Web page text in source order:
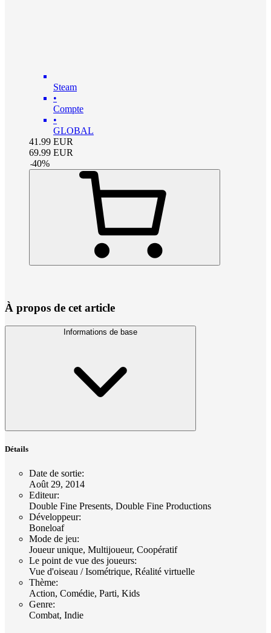
Steam
•
Compte
•
GLOBAL
41.99 EUR
69.99 EUR
-40%
À propos de cet article
Informations de base
Détails
Date de sortie:
Août 29, 2014
Editeur:
Double Fine Presents, Double Fine Productions
Développeur:
Boneloaf
Mode de jeu:
Joueur unique, Multijoueur, Coopératif
Le point de vue des joueurs:
Vue d'oiseau / Isométrique, Réalité virtuelle
Thème:
Action, Comédie, Parti, Kids
Genre:
Combat, Indie